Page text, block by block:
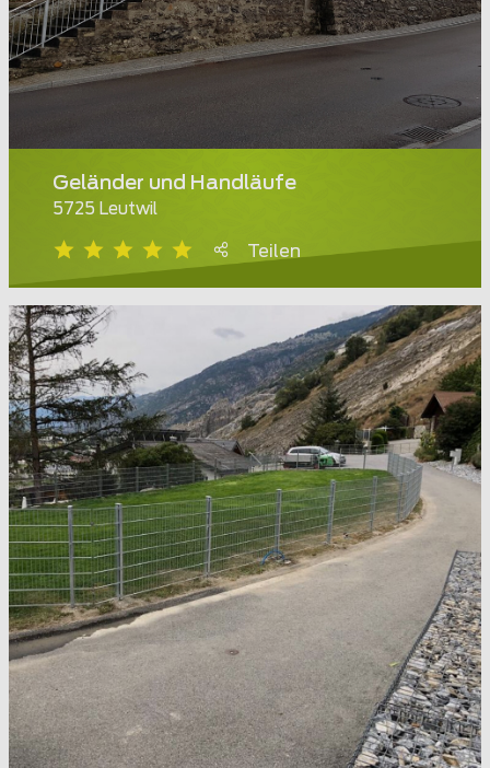
Geländer und Handläufe
5725 Leutwil
Teilen